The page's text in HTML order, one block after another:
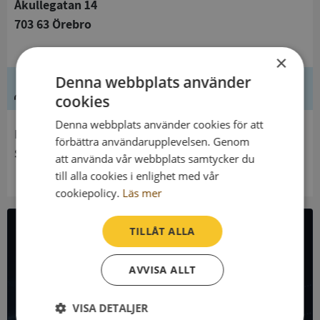
Åkullegatan 14
703 63 Örebro
Ledning
Innehavare
Statistiska Centralbyrån
All företagsdata i API
Få all denna företagsinformation i Syna API
Syna API är ett blixtsnabbt API där du kan hämta
×
Denna webbplats använder
cookies
Denna webbplats använder cookies för att
förbättra användarupplevelsen. Genom
att använda vår webbplats samtycker du
till alla cookies i enlighet med vår
cookiepolicy. Läs mer
TILLÅT ALLA
AVVISA ALLT
VISA DETALJER